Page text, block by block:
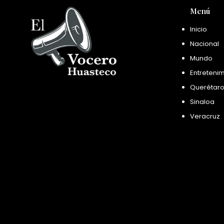
Menú
Inicio
Nacional
Mundo
Querétaro
Sinaloa
Veracruz